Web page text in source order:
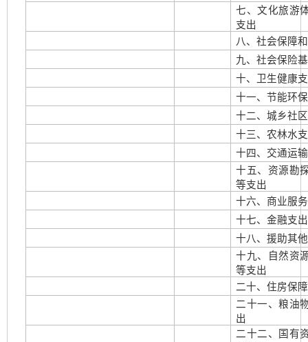
七、文化旅游
支出
八、社会保障
九、社会保险
十、卫生健康
十一、节能环
十二、城乡社
十三、农林水
十四、交通运
十五、资源勘
等支出
十六、商业服
十七、金融支出
十八、援助其
十九、自然资
等支出
二十、住房保
二十一、粮油
出
二十二、国有